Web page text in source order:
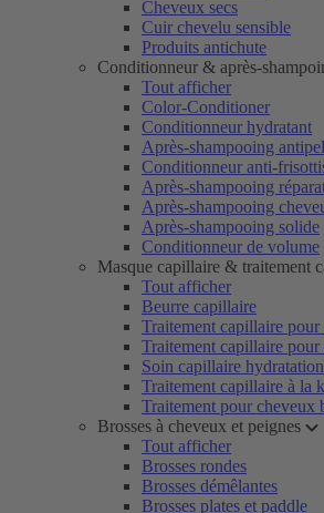
Cheveux secs
Cuir chevelu sensible
Produits antichute
Conditionneur & après-
Tout afficher
Color-Conditioner
Conditionneur hydratant
Après-shampooing
Conditionneur anti-
Après-shampooing
Après-shampooing
Après-shampooing solide
Conditionneur de volume
Masque capillaire & traitement
Tout afficher
Beurre capillaire
Traitement capillaire pour
Traitement capillaire
Soin capillaire hydratation
Traitement capillaire à la
Traitement pour cheveux
Brosses à cheveux et peignes
Tout afficher
Brosses rondes
Brosses démêlantes
Brosses plates et paddle